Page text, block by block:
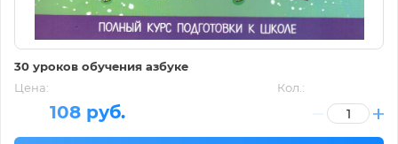
30 уроков обучения азбуке
Цена:
108 руб.
Кол.: